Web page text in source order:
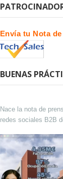
Envía tu Nota
BUENAS
Nace la nota de
redes sociales B2B